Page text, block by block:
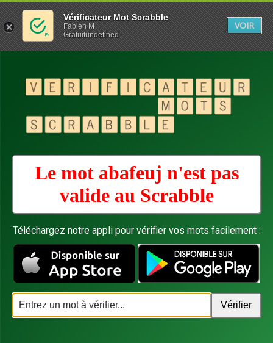
Le mot abafeuj n'est pas
valide au Scrabble
Téléchargez notre appli pour vérifier vos mots facilement :
Vérificateur Mot Scrabble
Fabien M
Gratuitundefined
VOIR